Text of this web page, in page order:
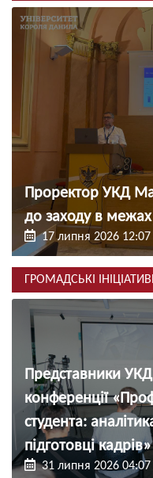
Проректор УКД
до заходу в межах
17 липня 2026 12:07
ГРОМАДСЬКІ
Представники УКД
конференції
студента:
підготовці кадрів»
31 липня 2026 04:07